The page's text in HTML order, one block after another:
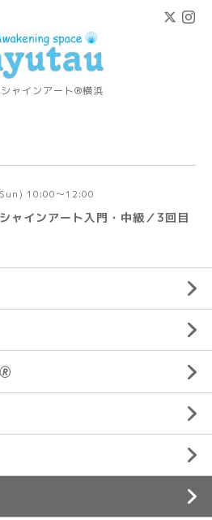
ャインアート®横浜
10:00～12:00
ャインアート入門・中級／3回目
🄬